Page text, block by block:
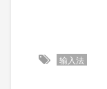
输入法